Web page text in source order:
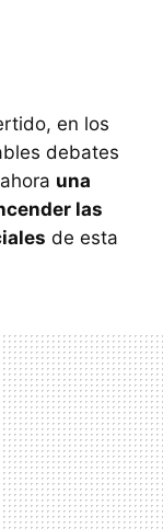
en los
debates
una
las
de esta